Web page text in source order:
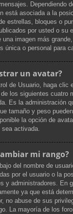
Dependiendo
está asociada a la
estrellas, bloques o
por usted o su
una imagen más
única o personal para
un avatar?
de Usuario, haga clic
los siguientes cuatro
Es la administración
tamaño y peso
la opción de
sea activada.
mi rango?
del nombre de
por el usuario o la
y administradores. En
ya que está
no abuse de sus
La mayoría de los